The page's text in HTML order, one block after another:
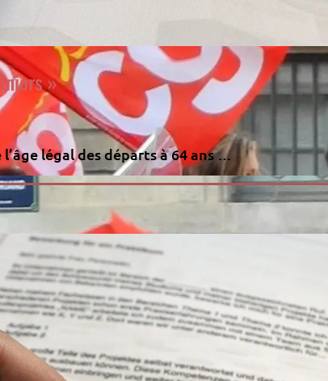
»
légal des départs à 64 ans …